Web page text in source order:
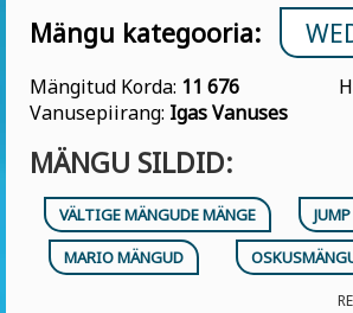
Mängu kategooria:
Mängitud Korda: 11 676
Vanusepiirang: Igas Vanuses
MÄNGU SILDID:
VÄLTIGE MÄNGUDE MÄNGE
MARIO MÄNGUD